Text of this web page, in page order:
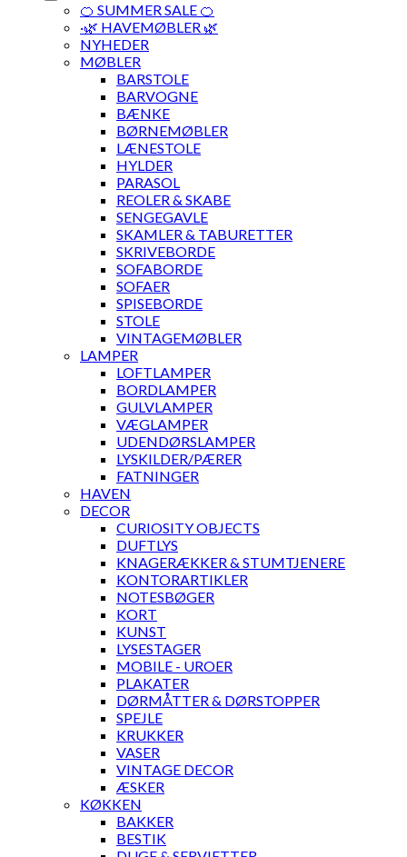
🍊 SUMMER SALE 🍊
·🌿 HAVEMØBLER 🌿
NYHEDER
MØBLER
BARSTOLE
BARVOGNE
BÆNKE
BØRNEMØBLER
LÆNESTOLE
HYLDER
PARASOL
REOLER & SKABE
SENGEGAVLE
SKAMLER & TABURETTER
SKRIVEBORDE
SOFABORDE
SOFAER
SPISEBORDE
STOLE
VINTAGEMØBLER
LAMPER
LOFTLAMPER
BORDLAMPER
GULVLAMPER
VÆGLAMPER
UDENDØRSLAMPER
LYSKILDER/PÆRER
FATNINGER
HAVEN
DECOR
CURIOSITY OBJECTS
DUFTLYS
KNAGERÆKKER & STUMTJENERE
KONTORARTIKLER
NOTESBØGER
KORT
KUNST
LYSESTAGER
MOBILE - UROER
PLAKATER
DØRMÅTTER & DØRSTOPPER
SPEJLE
KRUKKER
VASER
VINTAGE DECOR
ÆSKER
KØKKEN
BAKKER
BESTIK